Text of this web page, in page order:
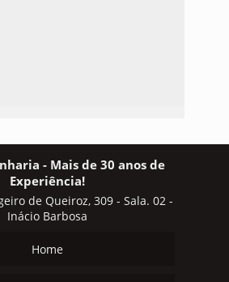
- Mais de 30 anos de
Experiência!
de Queiroz, 309 - Sala. 02 -
Inácio Barbosa
Home